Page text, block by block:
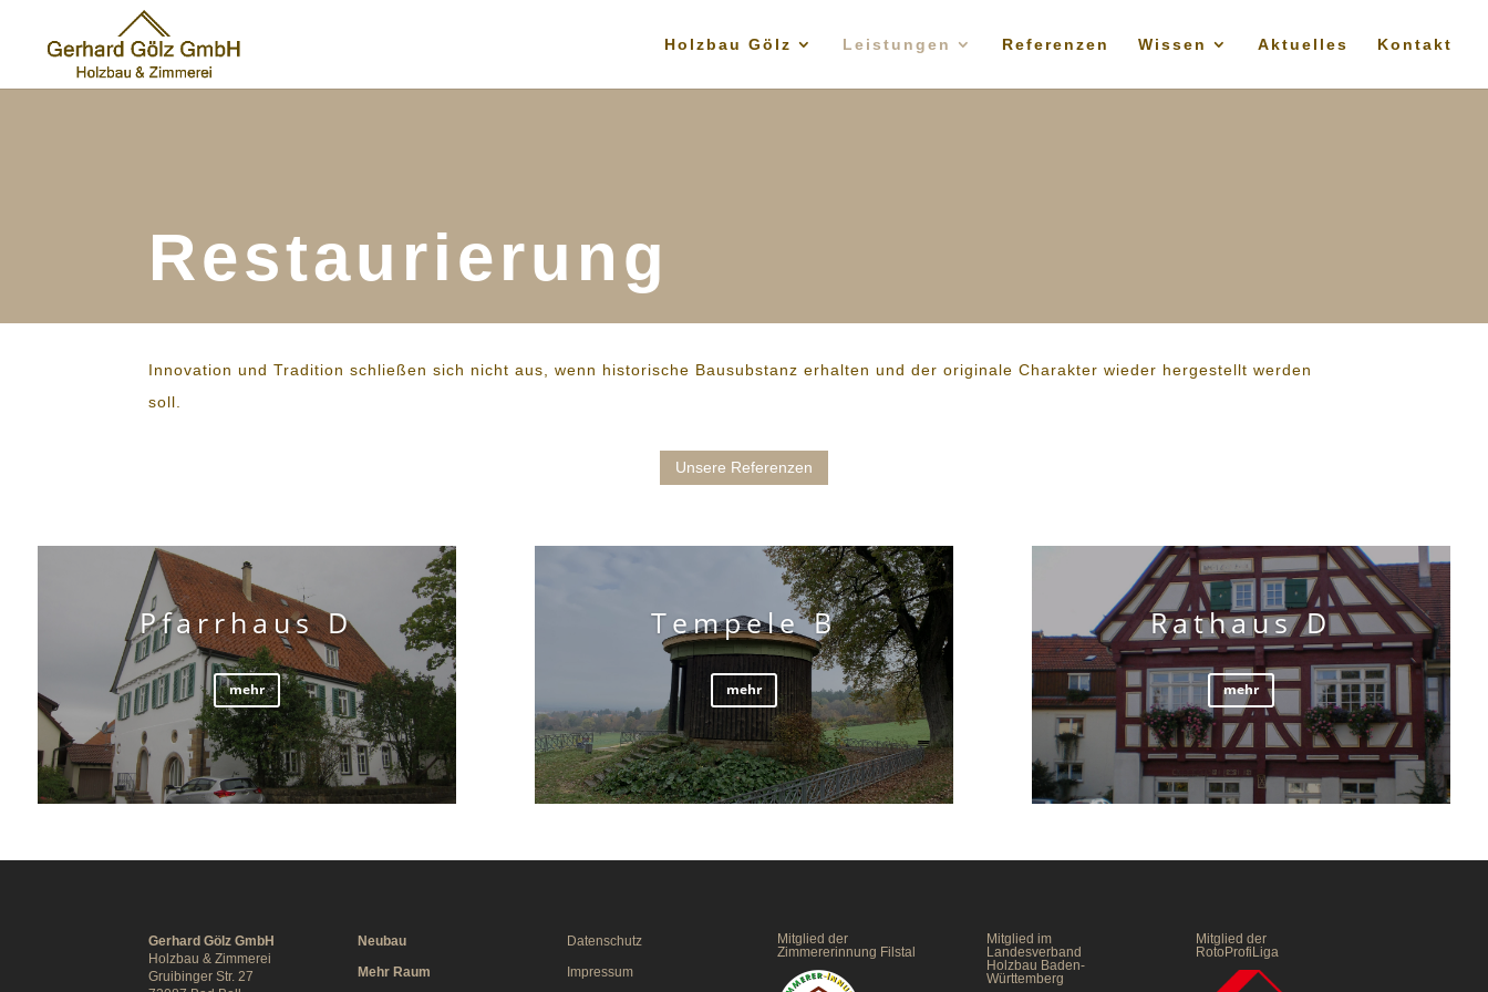
Holzbau Gölz Leistungen Referenzen Wissen Aktuelles Kontakt
Restaurierung
Innovation und Tradition schließen sich nicht aus, wenn historische Bausubstanz erhalten und der originale Charakter wieder hergestellt werden
soll.
Unsere Referenzen
Pfarrhaus D
mehr
Tempele B
mehr
Rathaus D
mehr
Gerhard Gölz GmbH
Holzbau & Zimmerei
Gruibinger Str. 27
Neubau
Mehr Raum
Datenschutz
Impressum
Mitglied der
Zimmererinnung Filstal
Mitglied im
Landesverband
Holzbau Baden-
Württemberg
Mitglied der
RotoProfiLiga